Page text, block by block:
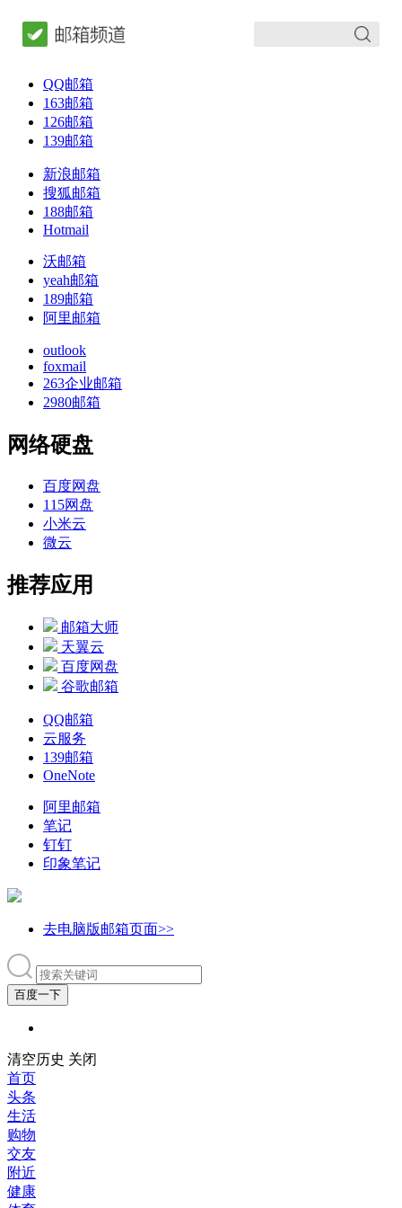
QQ邮箱
163邮箱
126邮箱
139邮箱
新浪邮箱
搜狐邮箱
188邮箱
Hotmail
沃邮箱
yeah邮箱
189邮箱
阿里邮箱
outlook
foxmail
263企业邮箱
2980邮箱
网络硬盘
百度网盘
115网盘
小米云
微云
推荐应用
邮箱大师
天翼云
百度网盘
谷歌邮箱
QQ邮箱
云服务
139邮箱
OneNote
阿里邮箱
笔记
钉钉
印象笔记
去电脑版邮箱页面>>
百度一下
清空历史 关闭
首页
头条
生活
购物
交友
附近
健康